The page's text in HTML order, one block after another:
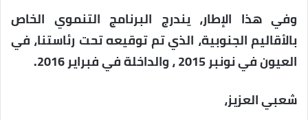
وفي هذا الإطار، يندرج البرنامج التنموي الخاص
بالأقاليم الجنوبية، الذي تم توقيعه تحت رئاستنا، في
العيون في نونبر 2015 ، والداخلة في فبراير 2016.
شعبي العزيز،